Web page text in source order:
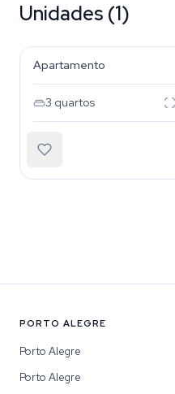
Unidades (1)
Petrópolis
Apartamento
3 quartos
PORTO ALEGRE
Porto Alegre
Porto Alegre